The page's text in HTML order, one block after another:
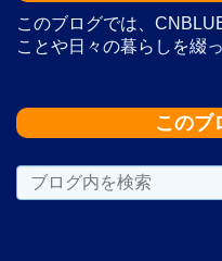
このブログでは、
ことや日々の暮らしを綴
このブ